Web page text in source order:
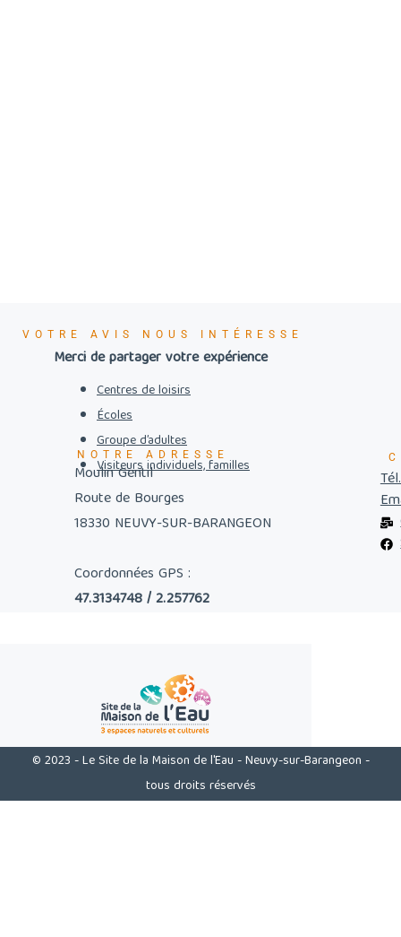
VOTRE AVIS NOUS INTÉRESSE
Merci de partager votre expérience
Centres de loisirs
Écoles
Groupe d’adultes
Visiteurs individuels, familles
NOTRE ADRESSE
Moulin Gentil
Route de Bourges
18330 NEUVY-SUR-BARANGEON
Coordonnées GPS :
47.3134748 / 2.257762
© 2023 - Le Site de la Maison de l'Eau - Neuvy-sur-Barangeon -
tous droits réservés